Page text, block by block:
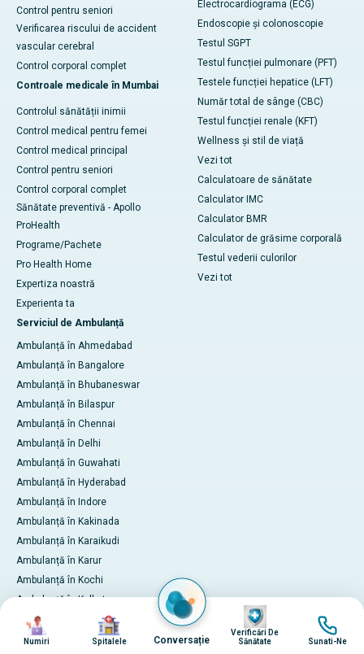
Control pentru seniori
Verificarea riscului de accident
vascular cerebral
Control corporal complet
Controale medicale în Mumbai
Controlul sănătății inimii
Control medical pentru femei
Control medical principal
Control pentru seniori
Control corporal complet
Sănătate preventivă - Apollo
ProHealth
Programe/Pachete
Pro Health Home
Expertiza noastră
Experienta ta
Serviciul de Ambulanță
Ambulanță în Ahmedabad
Ambulanță în Bangalore
Ambulanță în Bhubaneswar
Ambulanță în Bilaspur
Ambulanță în Chennai
Ambulanță în Delhi
Ambulanță în Guwahati
Ambulanță în Hyderabad
Ambulanță în Indore
Ambulanță în Kakinada
Ambulanță în Karaikudi
Ambulanță în Karur
Ambulanță în Kochi
Ambulanță în Kolkata
Ambulanță în Lucknow
Ambulanță în Madurai
Electrocardiograma (ECG)
Endoscopie și colonoscopie
Testul SGPT
Testul funcției pulmonare (PFT)
Testele funcției hepatice (LFT)
Număr total de sânge (CBC)
Testul funcției renale (KFT)
Wellness și stil de viață
Vezi tot
Calculatoare de sănătate
Calculator IMC
Calculator BMR
Calculator de grăsime corporală
Testul vederii culorilor
Vezi tot
Imagine
Numiri
Imagine
Spitalele Conversație
Imagine
Verificări De
Sănătate
Imagine
Sunati-Ne